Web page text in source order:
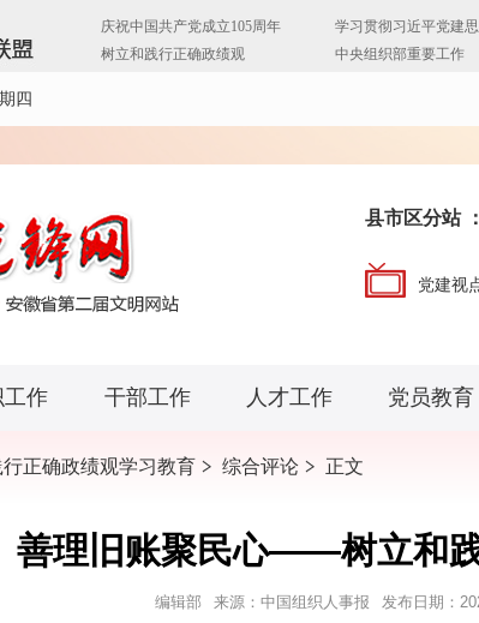
四
县市区分站 ：
党建视
工作 干部工作 人才工作 党员教育
正确政绩观学习教育 综合评论 正文
善理旧账聚民心——树立和
编辑部 来源：中国组织人事报 发布日期：